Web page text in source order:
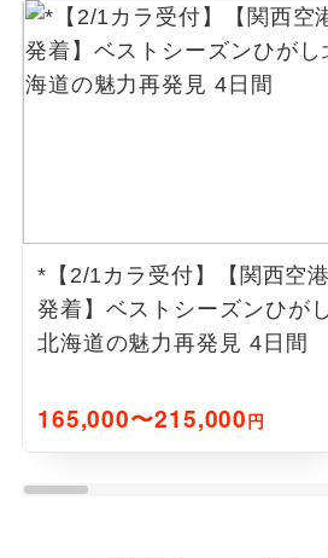
*【2/1カラ受付】【関西空港
発着】ベストシーズンひがし
北海道の魅力再発見 4日間
165,000〜215,000円